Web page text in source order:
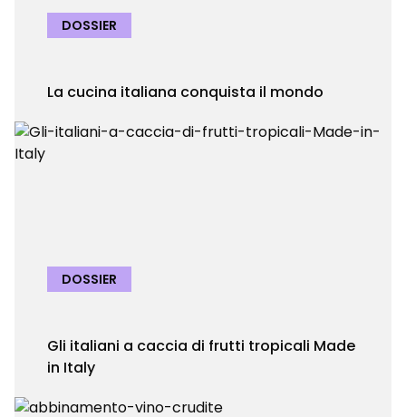
DOSSIER
La cucina italiana conquista il mondo
DOSSIER
Gli italiani a caccia di frutti tropicali Made
in Italy